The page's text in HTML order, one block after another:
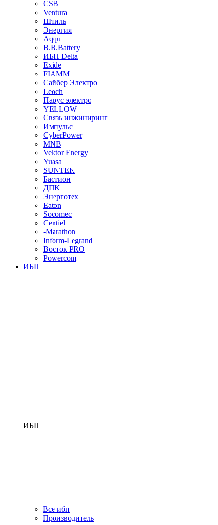
CSB
Ventura
Штиль
Энергия
Aqqu
B.B.Bаttery
ИБП Delta
Exide
FIAMM
Сайбер Электро
Leoch
Парус электро
YELLOW
Связь инжиниринг
Импульс
CyberPower
MNB
Vektor Energy
Yuasa
SUNTEK
Бастион
ДПК
Энерготех
Eaton
Socomec
Centiel
-Marathon
Inform-Legrand
Восток PRO
Powercom
ИБП
ИБП
Все ибп
Производитель